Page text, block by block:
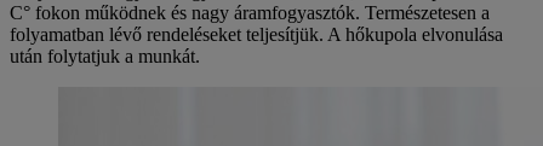
C° fokon működnek és nagy áramfogyasztók. Természetesen a
folyamatban lévő rendeléseket teljesítjük. A hőkupola elvonulása
után folytatjuk a munkát.